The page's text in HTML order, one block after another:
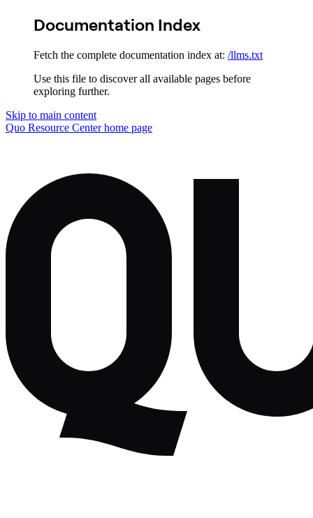
Documentation Index
Fetch the complete documentation index at: /llms.txt
Use this file to discover all available pages before
exploring further.
Skip to main content
Quo Resource Centerhome page